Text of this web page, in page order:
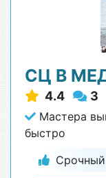
СЦ В
4.4 3
Мастера
быстро
Срочный